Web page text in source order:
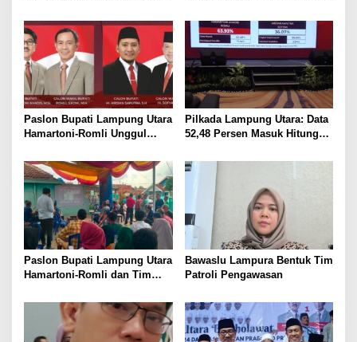
Masyarakat
Paslon Bupati Lampung Utara
Hamartoni-Romli Unggul
2024
Pilkada Lampung Utara: Data
52,48 Persen Masuk Hitung
Romli Unggul 63,93 Persen
Paslon Bupati Lampung Utara
Hamartoni-Romli dan Tim
Pilkada Serentak
Bawaslu Lampura Bentuk Tim
Patroli Pengawasan